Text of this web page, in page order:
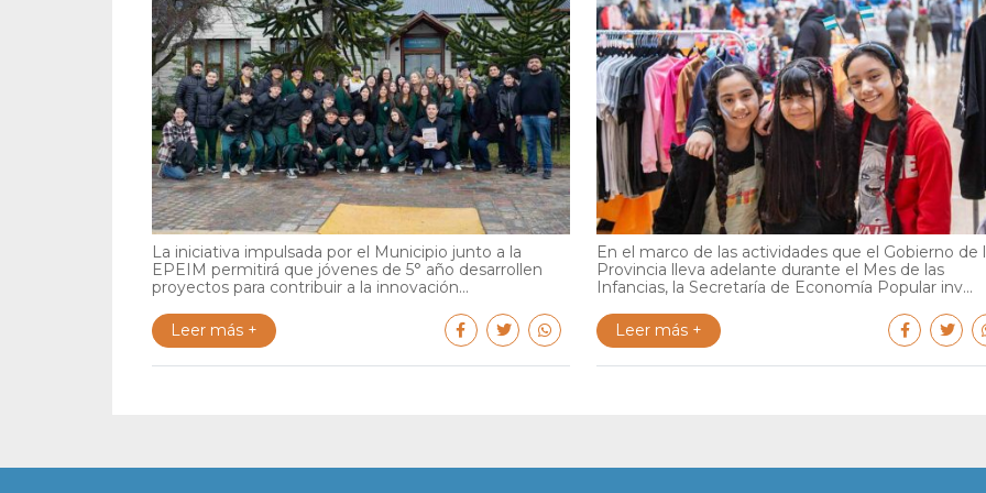
La iniciativa impulsada por el Municipio junto a la
EPEIM permitirá que jóvenes de 5° año desarrollen
proyectos para contribuir a la innovación...
Leer más +
En el marco de las actividades que el Gobierno de
Provincia lleva adelante durante el Mes de las
Infancias, la Secretaría de Economía Popular inv...
Leer más +